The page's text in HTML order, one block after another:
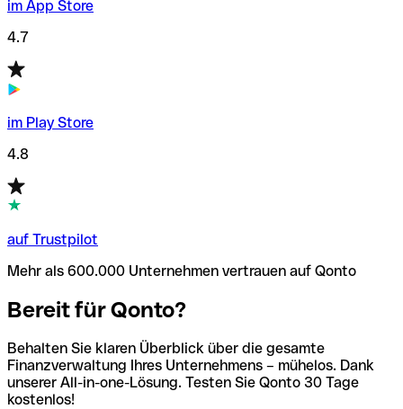
im App Store
4.7
im Play Store
4.8
auf Trustpilot
Mehr als 600.000 Unternehmen vertrauen auf Qonto
Bereit für Qonto?
Behalten Sie klaren Überblick über die gesamte
Finanzverwaltung Ihres Unternehmens – mühelos. Dank
unserer All-in-one-Lösung. Testen Sie Qonto 30 Tage
kostenlos!